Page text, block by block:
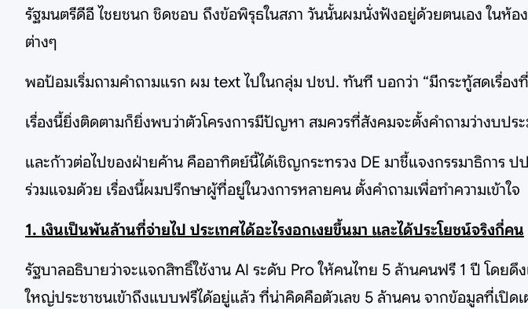
รัฐมนตรีดีอี ไชยชนก ชิดชอบ ถึงข้อพิรุธในสภา วันนั้นผมนั่งฟังอยู่ด้วยตนเอง ในห้อ
ต่างๆ
พอป้อมเริ่มถามคำถามแรก ผม text ไปในกลุ่ม ปชป. ทันที บอกว่า “มีกระทู้สดเรื่อ
เรื่องนี้ยิ่งติดตามก็ยิ่งพบว่าตัวโครงการมีปัญหา สมควรที่สังคมจะตั้งคำถามว่างบป
และก้าวต่อไปของฝ่ายค้าน คืออาทิตย์นี้ได้เชิญกระทรวง DE มาชี้แจงกรรมาธิการ
ร่วมแจมด้วย เรื่องนี้ผมปรึกษาผู้ที่อยู่ในวงการหลายคน ตั้งคำถามเพื่อทำความเข้าใจ
1. เงินเป็นพันล้านที่จ่ายไป ประเทศได้อะไรงอกเงยขึ้นมา และได้ประโยชน์จริงกี่คน
รัฐบาลอธิบายว่าจะแจกสิทธิ์ใช้งาน AI ระดับ Pro ให้คนไทย 5 ล้านคนฟรี 1 ปี โด
ใหญ่ประชาชนเข้าถึงแบบฟรีได้อยู่แล้ว ที่น่าคิดคือตัวเลข 5 ล้านคน จากข้อมูลที่เปิดเ